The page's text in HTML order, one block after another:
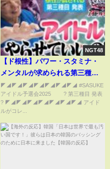
NGT48
【ド根性】パワー・スタミナ・
メンタルが求められる第三種
目！アイドルの見たことない顔
が見れる…！？【SASUKEアイ
ドル予選会2025 チケット販売
◤◢◤◢◤◢◤◢◤◢◤◢◤◢ #SASUKE
アイドル予選会2025 ? 第三種目 発表
? ◤◢◤◢◤◢◤◢◤◢◤◢◤◢ アイド
ルがコレ...